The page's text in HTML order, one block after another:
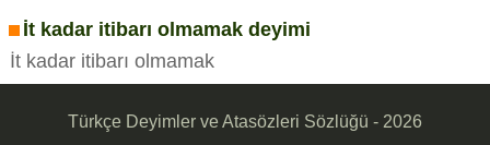
İt kadar itibarı olmamak deyimi
İt kadar itibarı olmamak
Türkçe Deyimler ve Atasözleri Sözlüğü - 2026